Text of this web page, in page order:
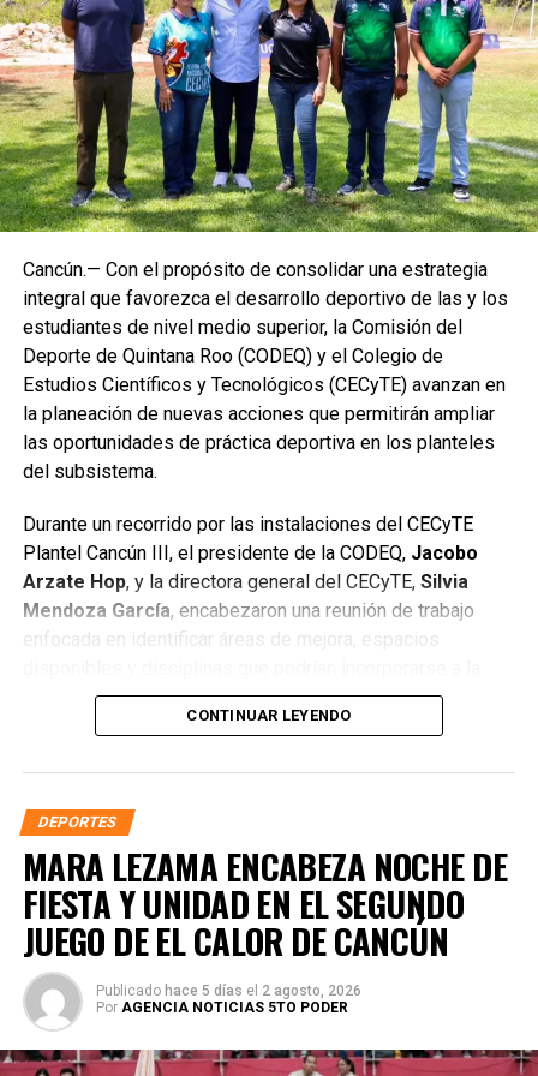
Cancún.— Con el propósito de consolidar una estrategia
integral que favorezca el desarrollo deportivo de las y los
estudiantes de nivel medio superior, la Comisión del
Deporte de Quintana Roo (CODEQ) y el Colegio de
Estudios Científicos y Tecnológicos (CECyTE) avanzan en
la planeación de nuevas acciones que permitirán ampliar
las oportunidades de práctica deportiva en los planteles
del subsistema.
Durante un recorrido por las instalaciones del CECyTE
Plantel Cancún III, el presidente de la CODEQ, Jacobo
Arzate Hop, y la directora general del CECyTE, Silvia
Mendoza García, encabezaron una reunión de trabajo
enfocada en identificar áreas de mejora, espacios
oferta extracurricular para fortalecer la formación integral
de la juventud quintanarroense.
CONTINUAR LEYENDO
DEPORTES
MARA LEZAMA ENCABEZA NOCHE DE
FIESTA Y UNIDAD EN EL SEGUNDO
JUEGO DE EL CALOR DE CANCÚN
Publicado hace 5 días el 2 agosto, 2026
Por AGENCIA NOTICIAS 5TO PODER